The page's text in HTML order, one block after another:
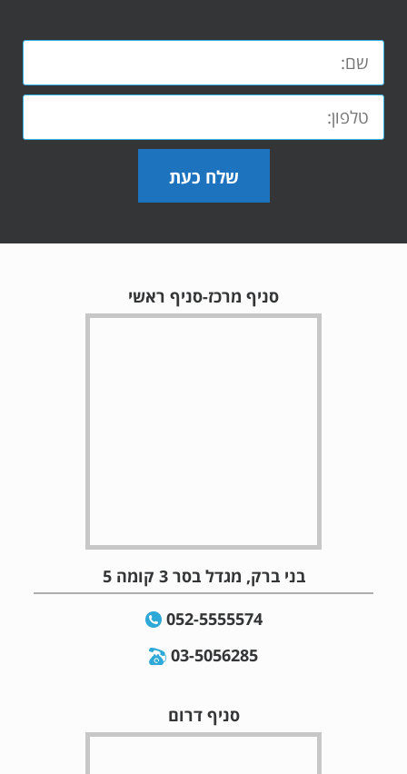
שלח כעת
סניף מרכז-סניף ראשי
בני ברק, מגדל בסר 3 קומה 5
052-5555574
03-5056285
סניף דרום